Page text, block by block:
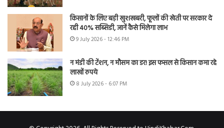
किसानों के लिए बड़ी खुशखबरी, फूलों की खेती पर सरकार दे
रही 40% सब्सिडी, जानें कैसे मिलेगा लाभ
9 July 2026 - 12:46 PM
न मंडी की टेंशन, न मौसम का डर! इस फसल से किसान कमा रहे
लाखों रुपये
8 July 2026 - 6:07 PM